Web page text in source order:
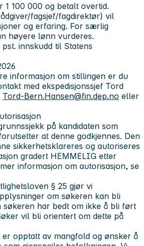
1 100 000 og betalt overtid.
fagsjef/fagdirektør) vil
og erfaring. For særlig
høyere lønn vurderes.
innskudd til Statens
informasjon om stillingen er du
med ekspedisjonssjef Tord
Tord-Bern.Hansen@fin.dep.no eller
på kandidaten som
at denne godkjennes. Den
sikkerhetsklareres og autoriseres
gradert HEMMELIG etter
informasjon om autorisasjon, se
§ 25 gjør vi
om søkeren kan bli
har bedt om ikke å bli ført
vil bli orientert om dette på
er opptatt av mangfold og ønsker å